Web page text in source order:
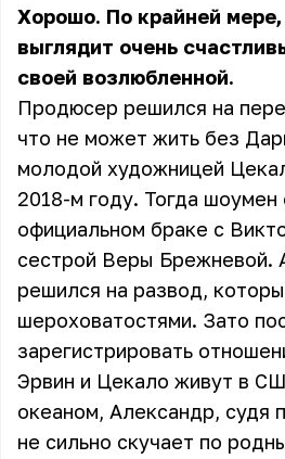
Хорошо. По крайней
выглядит очень
своей возлюбленной.
Продюсер решился на
что не может жить без
молодой художницей
2018-м году. Тогда
официальном браке с
сестрой Веры Брежневой.
решился на развод,
шероховатостями. Зато
зарегистрировать
Эрвин и Цекало живут в
океаном, Александр, судя
не сильно скучает по